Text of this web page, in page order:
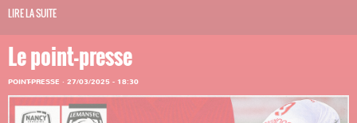
LIRE LA SUITE
Le point-presse
POINT-PRESSE · 27/03/2025 - 18:30